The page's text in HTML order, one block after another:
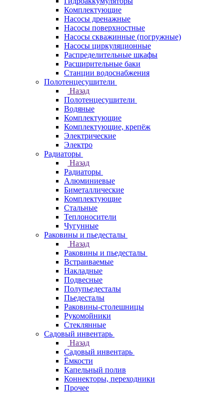
Комплектующие
Насосы дренажные
Насосы поверхностные
Насосы скважинные (погружные)
Насосы циркуляционные
Распределительные шкафы
Расширительные баки
Станции водоснабжения
Полотенцесушители
Назад
Полотенцесушители
Водяные
Комплектующие
Комплектующие, крепёж
Электрические
Электро
Радиаторы
Назад
Радиаторы
Алюминиевые
Биметаллические
Комплектующие
Стальные
Теплоносители
Чугунные
Раковины и пьедесталы
Назад
Раковины и пьедесталы
Встраиваемые
Накладные
Подвесные
Полупьедесталы
Пьедесталы
Раковины-столешницы
Рукомойники
Стеклянные
Садовый инвентарь
Назад
Садовый инвентарь
Ёмкости
Капельный полив
Коннекторы, переходники
Прочее